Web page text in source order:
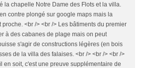
la chapelle Notre Dame des Flots et la villa.
contre plongé sur google maps mais la
proche. <br /> <br /> Les bâtiments du premier
à des cabanes de plage mais on peut
s'agir de constructions légères (en bois
de la villa des falaises. <br /> <br /> <br />
en soit, c'est une preuve supplémentaire de